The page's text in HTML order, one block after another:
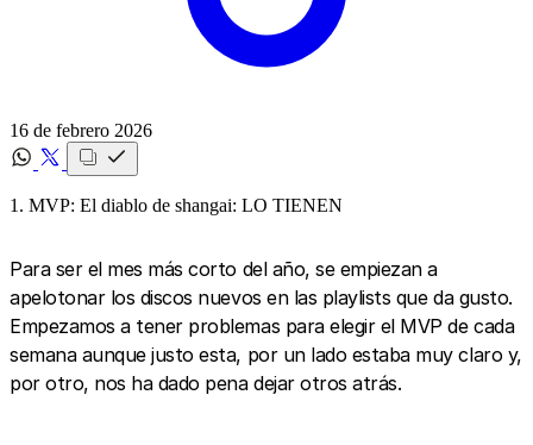
16 de febrero 2026
1. MVP: El diablo de shangai: LO TIENEN
Para ser el mes más corto del año, se empiezan a
apelotonar los discos nuevos en las playlists que da gusto.
Empezamos a tener problemas para elegir el MVP de cada
semana aunque justo esta, por un lado estaba muy claro y,
por otro, nos ha dado pena dejar otros atrás.